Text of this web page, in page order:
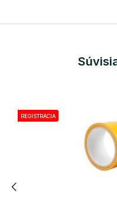
REGISTRÁCIA